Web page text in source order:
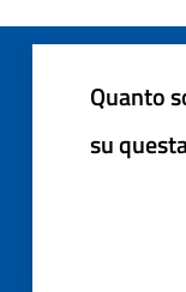
Quanto
su